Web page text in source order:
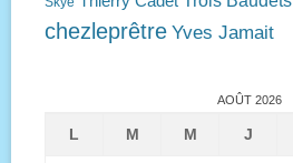
chezleprêtre Yves Jamait
AOÛT 2026
L M M J